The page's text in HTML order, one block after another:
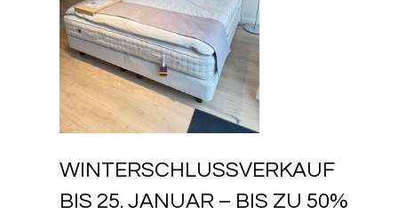
WINTERSCHLUSSVERKAUF
BIS 25. JANUAR – BIS ZU 50%